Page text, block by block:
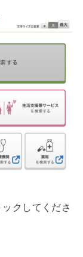
ックしてくださ